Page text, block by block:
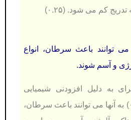
توانند باعث سرطان، انواع
و آسم شوند.
به دلیل افزودنی شیمیایی
(۰.۲۵) و مواد مضر (۰.۲۵) به آنها می توانند باعث سرطان،